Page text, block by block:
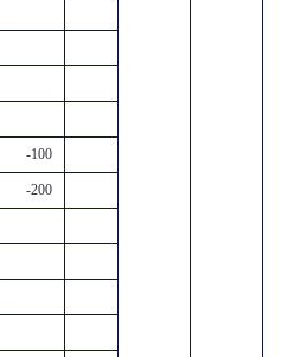
-100
-200